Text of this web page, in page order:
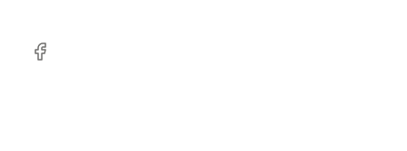
Facebook